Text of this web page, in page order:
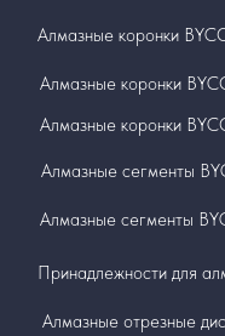
Алмазные коронки
Алмазные сегменты
Алмазные сегменты
Принадлежности для
Алмазные отрезные
Алмазные коронки
Алмазные коронки